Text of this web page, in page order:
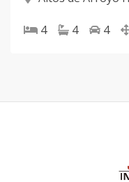
4 4 4